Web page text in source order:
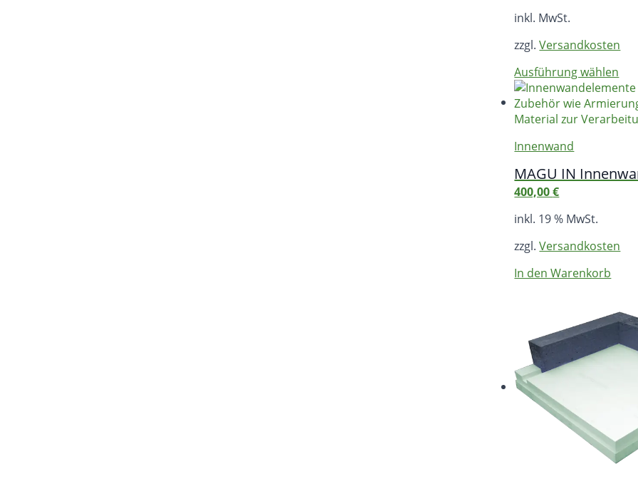
inkl. MwSt.
zzgl.Versandkosten
Ausführung wählen
Innenwand
MAGU IN
400,00€
inkl. 19 % MwSt.
zzgl.Versandkosten
In den Warenkorb